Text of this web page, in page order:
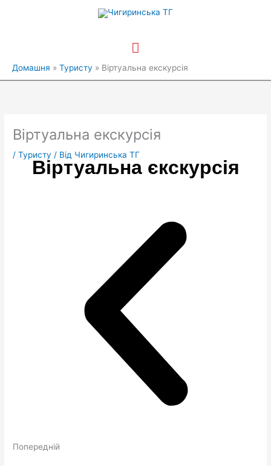
Головне
меню
Домашня Туристу Віртуальна екскурсія
Віртуальна екскурсія
/Туристу / Від Чигиринська ТГ
Віртуальна єкскурсія
Попередній